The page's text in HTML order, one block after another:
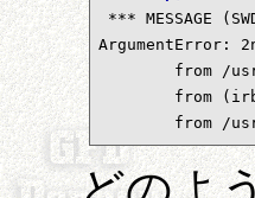
***
ArgumentError:
from /
from
from /